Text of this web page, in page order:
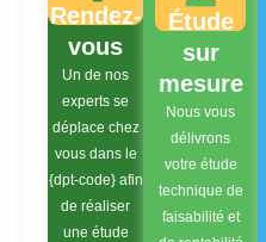
Rendez-
vous
Un de nos
experts se
déplace chez
vous dans le
{dpt-code} afin
de réaliser
une étude
Étude
sur
mesure
Nous vous
délivrons
votre étude
technique de
faisabilité et